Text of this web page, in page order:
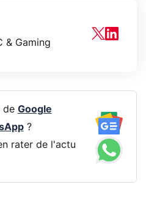
& Gaming
de Google
?
rater de l'actu